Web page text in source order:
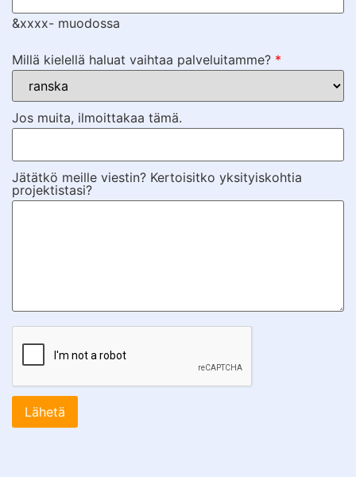
&xxxx- muodossa
Millä kielellä haluat vaihtaa palveluitamme? *
Jos muita, ilmoittakaa tämä.
Jätätkö meille viestin? Kertoisitko yksityiskohtia
projektistasi?